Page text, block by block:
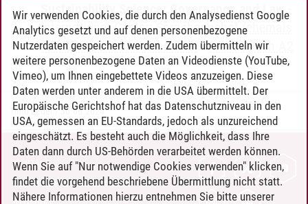
Sustainability Science: Governance and Law-
International Center: Sprachangebot (ehemals
Sprachenzentrum; ohne CPs) -Französisch A2
Timo Leder/30.06.2024
KONTAKT
LEUPHANA ALS ARBEITGEBER
Wir verwenden Cookies, die durch den Analysedienst Google
Analytics gesetzt und auf denen personenbezogene
Nutzerdaten gespeichert werden. Zudem übermitteln wir
weitere personenbezogene Daten an Videodienste (YouTube,
Vimeo), um Ihnen eingebettete Videos anzuzeigen. Diese
Daten werden unter anderem in die USA übermittelt. Der
Europäische Gerichtshof hat das Datenschutzniveau in den
USA, gemessen an EU-Standards, jedoch als unzureichend
eingeschätzt. Es besteht auch die Möglichkeit, dass Ihre
Daten dann durch US-Behörden verarbeitet werden können.
Wenn Sie auf "Nur notwendige Cookies verwenden" klicken,
findet die vorgehend beschriebene Übermittlung nicht statt.
Nähere Informationen hierzu entnehmen Sie bitte unserer